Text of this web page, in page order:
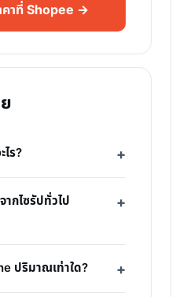
คาที่ Shopee →
ร?
กไซรัปทั่วไป
ปริมาณเท่าใด?